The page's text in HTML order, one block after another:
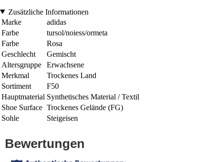
Zusätzliche Informationen
Marke
adidas
Farbe
tursol/noiess/ormeta
Farbe
Rosa
Geschlecht
Gemischt
Altersgruppe
Erwachsene
Merkmal
Trockenes Land
Sortiment
F50
Hauptmaterial Synthetisches Material / Textil
Shoe Surface Trockenes Gelände (FG)
Sohle
Steigeisen